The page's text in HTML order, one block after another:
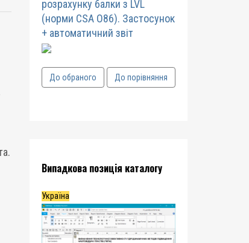
розрахунку балки з LVL
(норми CSA O86). Застосунок
+ автоматичний звіт
До обраного До порівняння
Випадкова позиція каталогу
Україна